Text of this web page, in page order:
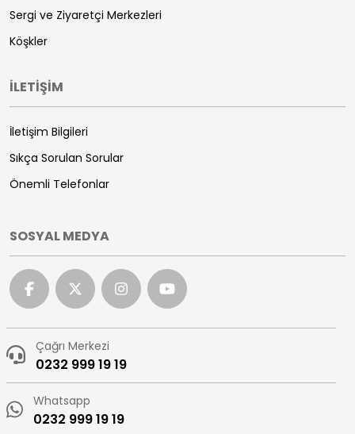
Sergi ve Ziyaretçi Merkezleri
Köşkler
İLETİŞİM
İletişim Bilgileri
Sıkça Sorulan Sorular
Önemli Telefonlar
SOSYAL MEDYA
Çağrı Merkezi
0232 999 19 19
Whatsapp
0232 999 19 19